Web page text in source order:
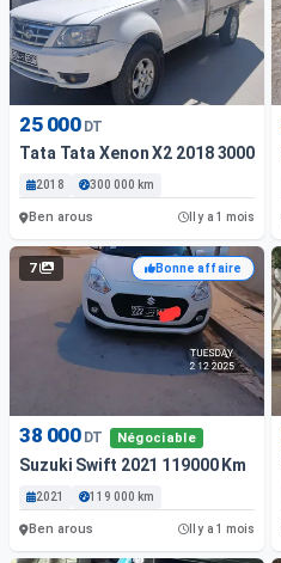
25 000 DT
Tata Tata Xenon X2 2018 3000 Km
2018 300 000 km
Ben arous Il y a 1 mois
7 Bonne affaire
38 000 DT Négociable
Suzuki Swift 2021 119000 Km
2021 119 000 km
Ben arous Il y a 1 mois